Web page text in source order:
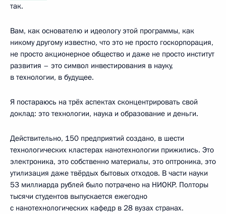
так.
Вам, как основателю и идеологу этой программы, как
никому другому известно, что это не просто госкорпорация,
не просто акционерное общество и даже не просто институт
развития – это символ инвестирования в науку,
в технологии, в будущее.
Я постараюсь на трёх аспектах сконцентрировать свой
доклад: это технологии, наука и образование и деньги.
Действительно, 150 предприятий создано, в шести
технологических кластерах нанотехнологии прижились. Это
электроника, это собственно материалы, это оптроника, это
утилизация даже твёрдых бытовых отходов. В части науки
53 миллиарда рублей было потрачено на НИОКР. Полторы
тысячи студентов выпускается ежегодно
с нанотехнологических кафедр в 28 вузах странах.